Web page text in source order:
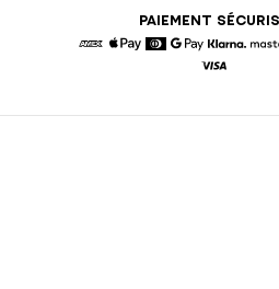
PAIEMENT
Google Pay
Klarna